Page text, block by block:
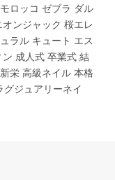
ロッコ ゼブラ ダル
ンジャック 桜エレ
ラル キュート エス
成人式 卒業式 結
栄 高級ネイル 本格
ジュアリーネイ